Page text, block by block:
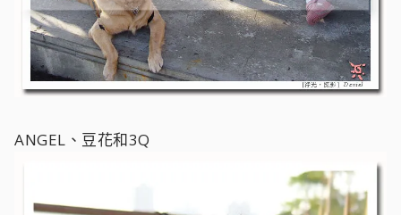
ANGEL、豆花和3Q